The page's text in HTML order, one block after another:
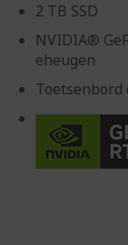
2 TB SSD
NVIDIA®
eheugen